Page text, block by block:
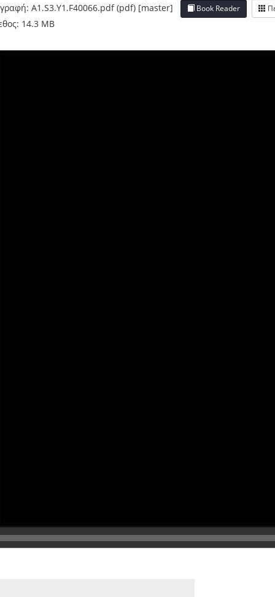
A1.S3.Y1.F40066.pdf (pdf) [master]
Book Reader
14.3 MB